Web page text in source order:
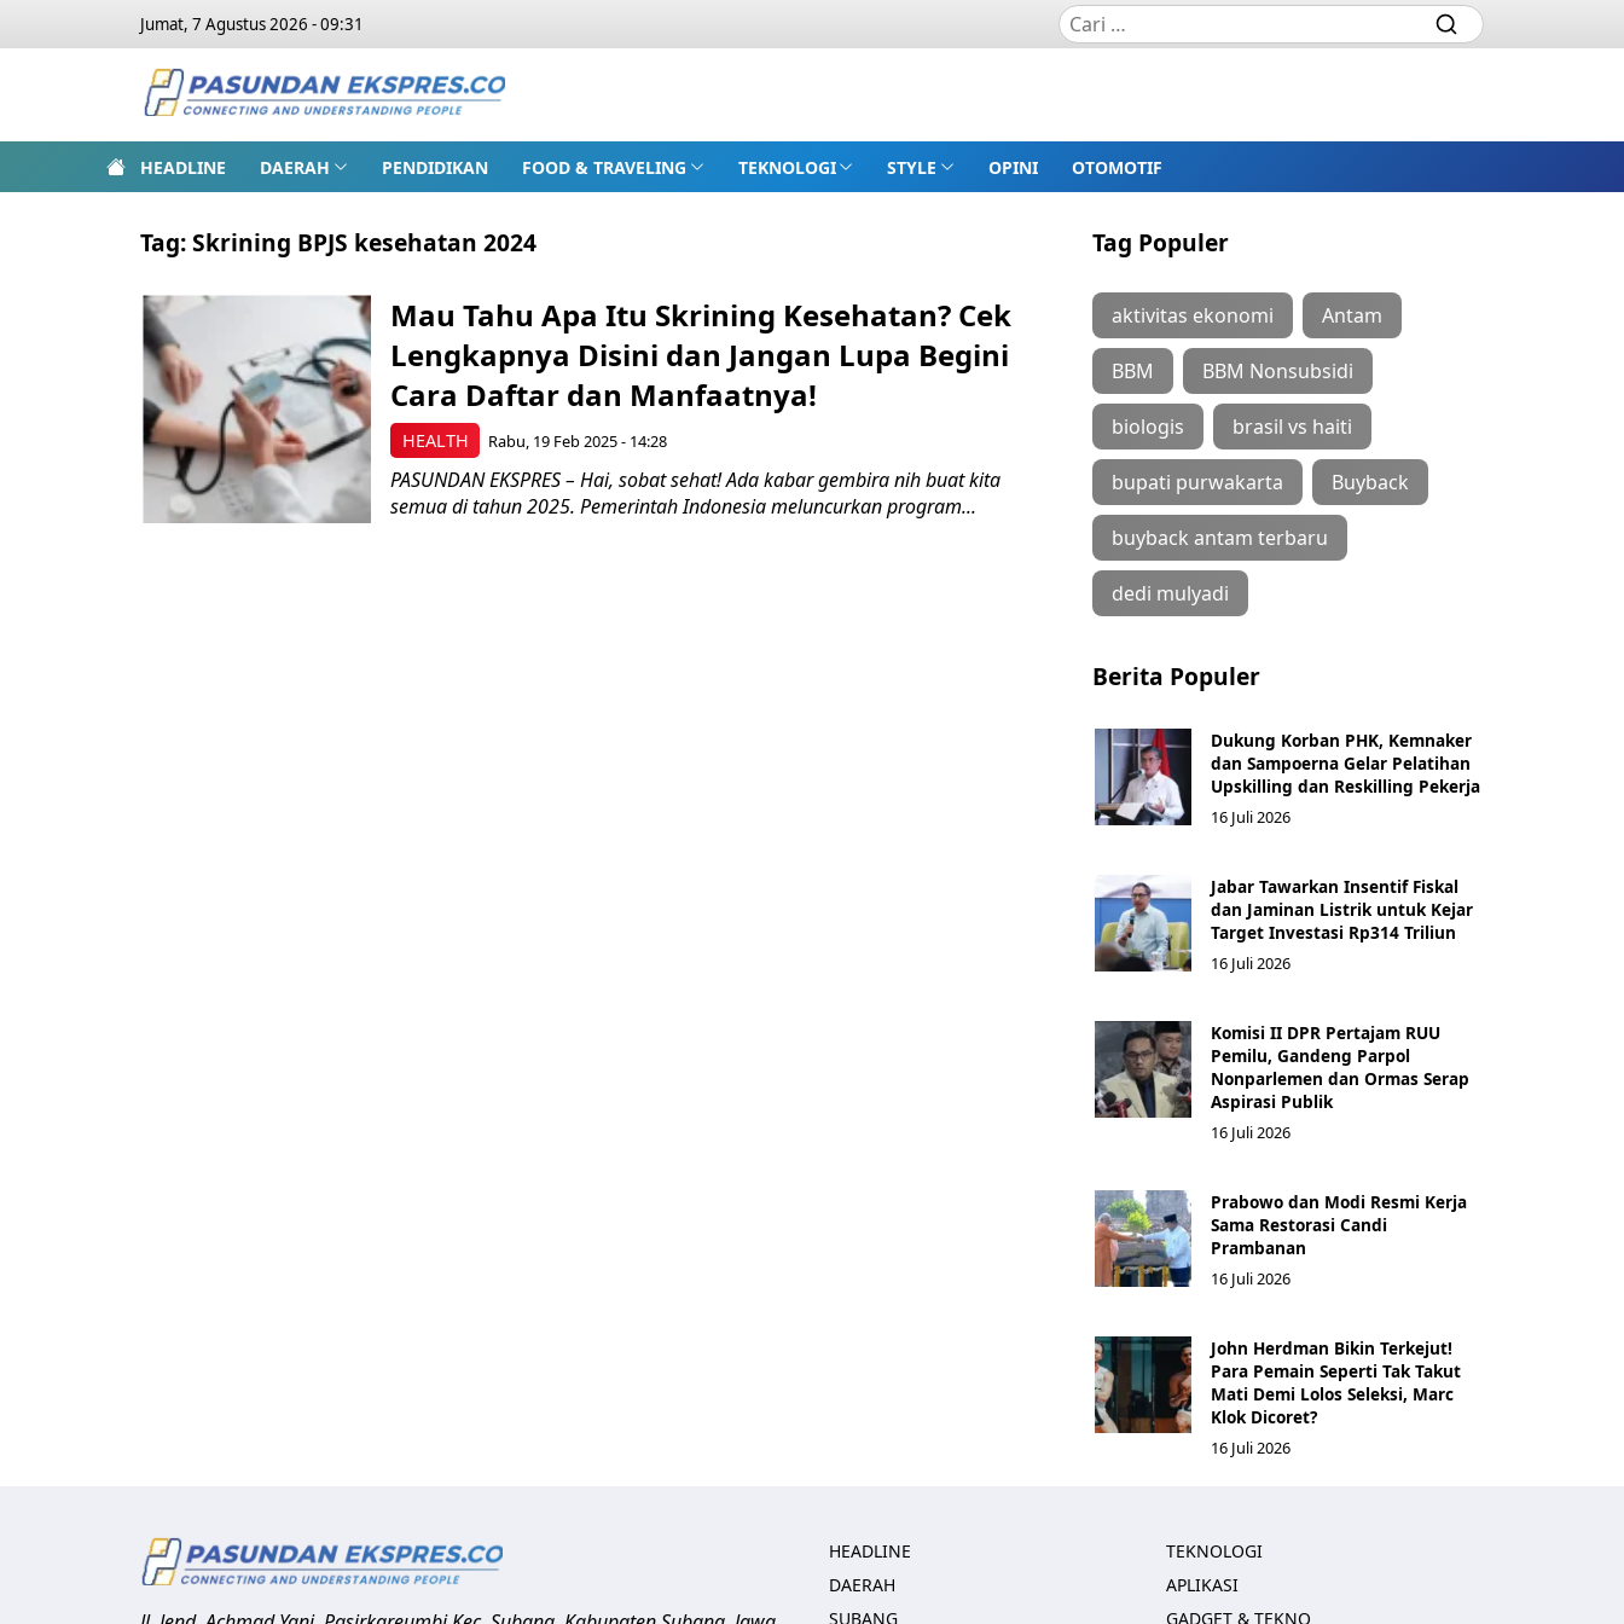
Jumat, 7 Agustus 2026 - 09:31
HEADLINE DAERAH PENDIDIKAN FOOD & TRAVELING TEKNOLOGI STYLE OPINI OTOMOTIF
Tag:Skrining BPJS kesehatan 2024
HEALTH
Mau Tahu Apa Itu Skrining Kesehatan? Cek
Lengkapnya Disini dan Jangan Lupa Begini
Cara Daftar dan Manfaatnya!
Rabu, 19 Feb 2025 - 14:28
PASUNDAN EKSPRES – Hai, sobat sehat! Ada kabar gembira nih buat kita
semua di tahun 2025. Pemerintah Indonesia meluncurkan program...
Tag Populer
aktivitas ekonomi Antam
BBM BBM Nonsubsidi
biologis brasil vs haiti
bupati purwakarta Buyback
buyback antam terbaru
dedi mulyadi
Berita Populer
Dukung Korban PHK, Kemnaker
dan Sampoerna Gelar Pelatihan
Upskilling dan Reskilling Pekerja
16 Juli 2026
Jabar Tawarkan Insentif Fiskal
dan Jaminan Listrik untuk Kejar
Target Investasi Rp314 Triliun
16 Juli 2026
Komisi II DPR Pertajam RUU
Pemilu, Gandeng Parpol
Nonparlemen dan Ormas Serap
Aspirasi Publik
16 Juli 2026
Prabowo dan Modi Resmi Kerja
Sama Restorasi Candi
Prambanan
16 Juli 2026
John Herdman Bikin Terkejut!
Para Pemain Seperti Tak Takut
Mati Demi Lolos Seleksi, Marc
Klok Dicoret?
16 Juli 2026
HEADLINE
DAERAH
SUBANG
TEKNOLOGI
APLIKASI
GADGET & TEKNO